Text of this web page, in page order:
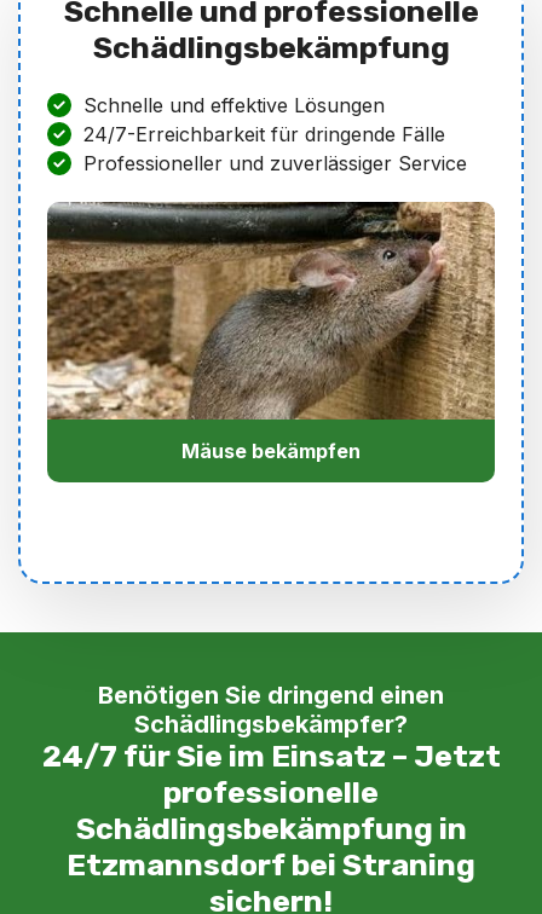
Schnelle und professionelle
Schädlingsbekämpfung
Schnelle und effektive Lösungen
24/7-Erreichbarkeit für dringende Fälle
Professioneller und zuverlässiger Service
Mäuse bekämpfen
Benötigen Sie dringend einen
Schädlingsbekämpfer?
24/7 für Sie im Einsatz – Jetzt
professionelle
Schädlingsbekämpfung in
Etzmannsdorf bei Straning
sichern!